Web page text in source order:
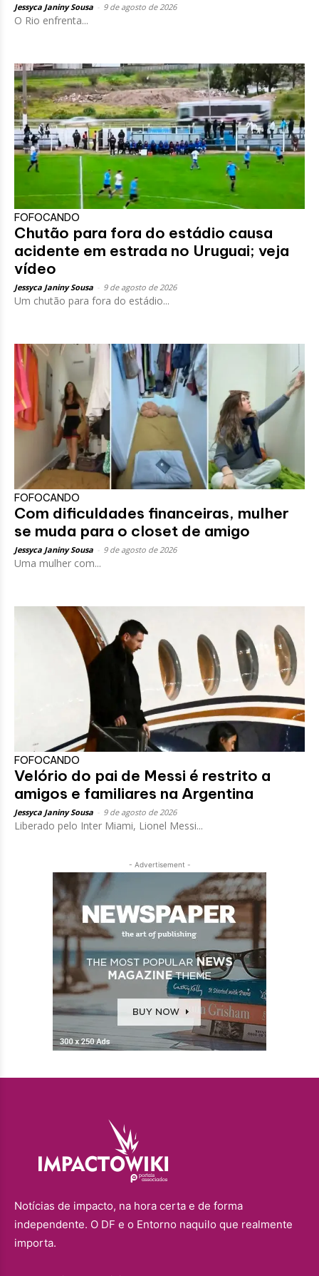
Jessyca Janiny Sousa 9 de agosto de 2026
O Rio enfrenta...
FOFOCANDO
Chutão para fora do estádio causa
acidente em estrada no Uruguai; veja
vídeo
Jessyca Janiny Sousa 9 de agosto de 2026
Um chutão para fora do estádio...
FOFOCANDO
Com dificuldades financeiras, mulher
se muda para o closet de amigo
Jessyca Janiny Sousa 9 de agosto de 2026
Uma mulher com...
FOFOCANDO
Velório do pai de Messi é restrito a
amigos e familiares na Argentina
Jessyca Janiny Sousa 9 de agosto de 2026
Liberado pelo Inter Miami, Lionel Messi...
- Advertisement -
Notícias de impacto, na hora certa e de forma
independente. O DF e o Entorno naquilo que realmente
importa.